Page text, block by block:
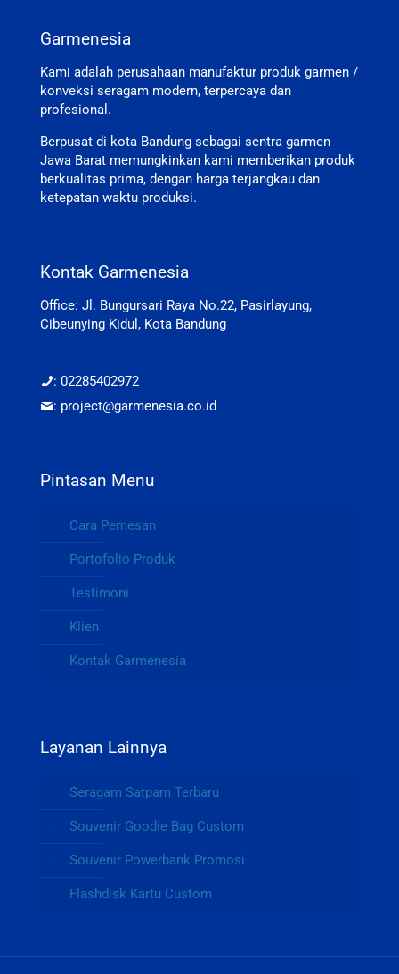
Garmenesia
Kami adalah perusahaan manufaktur produk garmen /
konveksi seragam modern, terpercaya dan
profesional.
Berpusat di kota Bandung sebagai sentra garmen
Jawa Barat memungkinkan kami memberikan produk
berkualitas prima, dengan harga terjangkau dan
ketepatan waktu produksi.
Kontak Garmenesia
Office: Jl. Bungursari Raya No.22, Pasirlayung,
Cibeunying Kidul, Kota Bandung
: 02285402972
: project@garmenesia.co.id
Pintasan Menu
Cara Pemesan
Portofolio Produk
Testimoni
Klien
Kontak Garmenesia
Layanan Lainnya
Seragam Satpam Terbaru
Souvenir Goodie Bag Custom
Souvenir Powerbank Promosi
Flashdisk Kartu Custom